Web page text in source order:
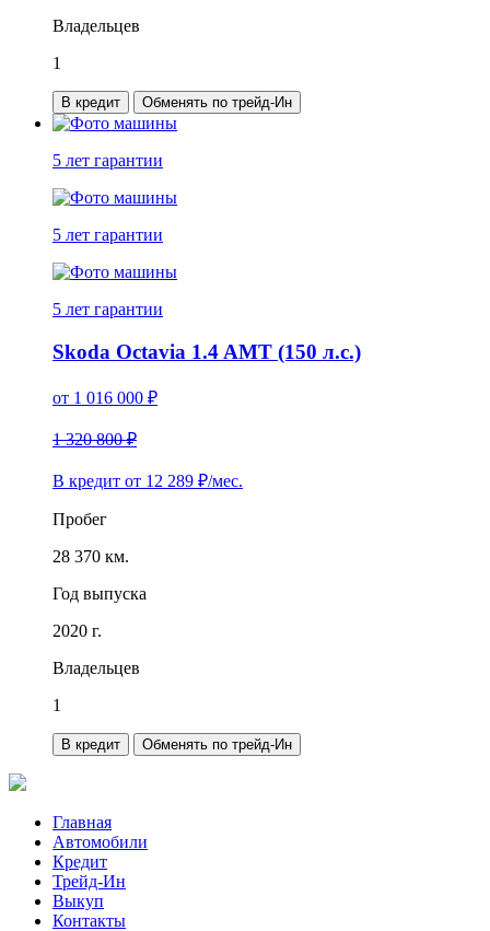
Владельцев
1
В кредит Обменять по трейд-Ин
5 лет гарантии
5 лет гарантии
5 лет гарантии
Skoda Octavia 1.4 AMT (150 л.с.)
от 1 016 000 ₽
1 320 800 ₽
В кредит от 12 289 ₽/мес.
Пробег
28 370 км.
Год выпуска
2020 г.
Владельцев
1
В кредит Обменять по трейд-Ин
Главная
Автомобили
Кредит
Трейд-Ин
Выкуп
Контакты